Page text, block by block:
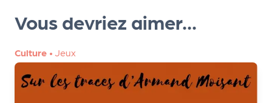
Vous devriez aimer...
Culture • Jeux
r
P
r
o